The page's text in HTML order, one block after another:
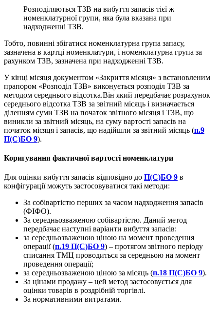
Розподіляються ТЗВ на вибуття запасів тієї ж
номенклатурної групи, яка була вказана при
надходженні ТЗВ.
Тобто, повинні збігатися номенклатурна група запасу,
зазначена в картці номенклатури, і номенклатурна група за
рахунком ТЗВ, зазначена при надходженні ТЗВ.
У кінці місяця документом «Закриття місяця» з встановленим
прапором «Розподіл ТЗВ» виконується розподіл ТЗВ за
методом середнього відсотка.Він який передбачає розрахунок
середнього відсотка ТЗВ за звітний місяць і визначається
діленням суми ТЗВ на початок звітного місяця і ТЗВ, що
виникли за звітний місяць, на суму вартості запасів на
початок місяця і запасів, що надійшли за звітний місяць (п.9
П(С)БО 9).
Коригування фактичної вартості номенклатури
Для оцінки вибуття запасів відповідно до П(С)БО 9 в
конфігурації можуть застосовуватися такі методи:
За собівартістю перших за часом надходження запасів
(ФІФО).
За середньозваженою собівартістю. Даний метод
передбачає наступні варіанти вибуття запасів:
за середньозваженою ціною на момент проведення
операції (п.19 П(С)БО 9) – протягом звітного періоду
списання ТМЦ проводиться за середньою на момент
проведення операції;
за середньозваженою ціною за місяць (п.18 П(С)БО 9).
За цінами продажу – цей метод застосовується для
оцінки товарів в роздрібній торгівлі.
За нормативними витратами.